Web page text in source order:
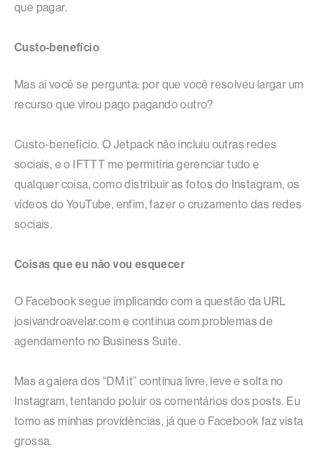
que pagar.
Custo-benefício
Mas aí você se pergunta: por que você resolveu largar um
recurso que virou pago pagando outro?
Custo-benefício. O Jetpack não incluiu outras redes
sociais, e o IFTTT me permitiria gerenciar tudo e
qualquer coisa, como distribuir as fotos do Instagram, os
vídeos do YouTube, enfim, fazer o cruzamento das redes
sociais.
Coisas que eu não vou esquecer
O Facebook segue implicando com a questão da URL
josivandroavelar.com e continua com problemas de
agendamento no Business Suite.
Mas a galera dos “DM it” continua livre, leve e solta no
Instagram, tentando poluir os comentários dos posts. Eu
tomo as minhas providências, já que o Facebook faz vista
grossa.